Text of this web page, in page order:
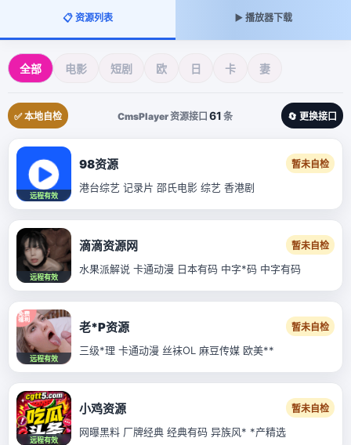
📋 资源列表 ▶️ 播放器下载
全部 电影 短剧 欧 日 卡 妻
✅ 本地自检 CmsPlayer 资源接口 61 条 🔄 更换接口
远程有效
98资源 暂未自检
港台综艺 记录片 邵氏电影 综艺 香港剧
远程有效
滴滴资源网 暂未自检
水果派解说 卡通动漫 日本有码 中字*码 中字有码
远程有效
老*P资源 暂未自检
三级*理 卡通动漫 丝袜OL 麻豆传媒 欧美**
远程有效
小鸡资源 暂未自检
网曝黑料 厂牌经典 经典有码 异族风* *产精选